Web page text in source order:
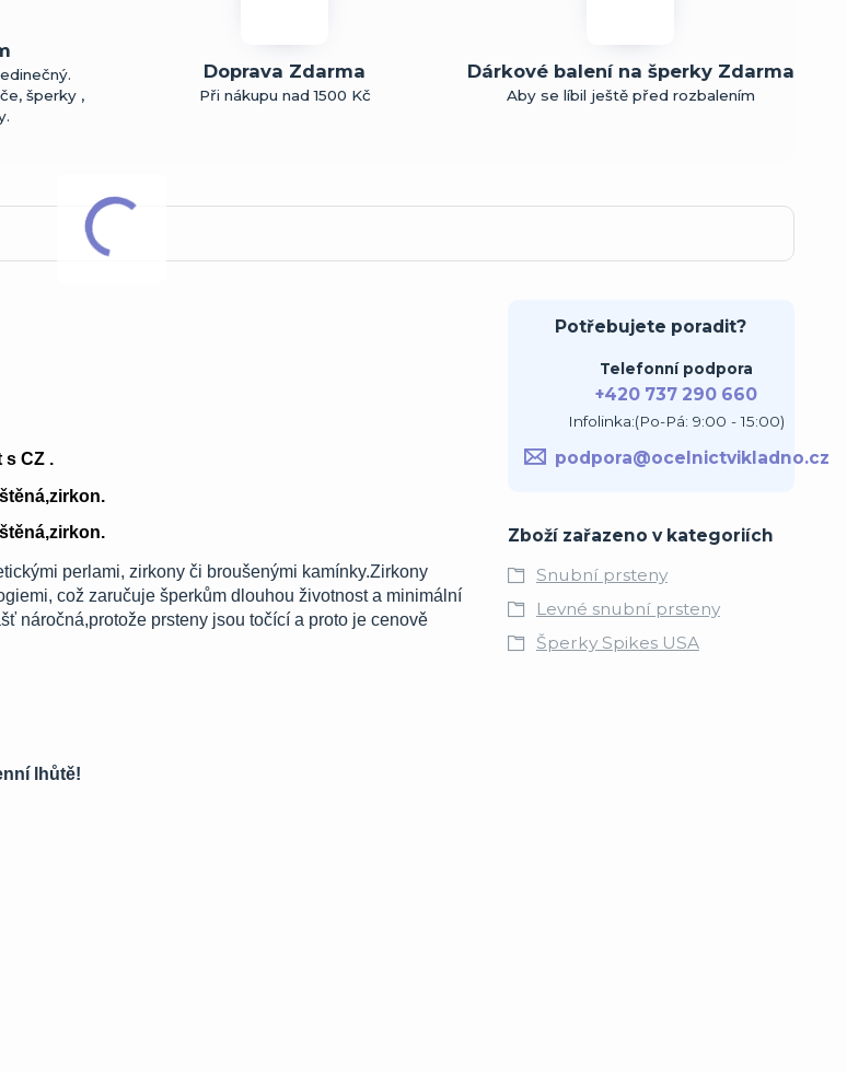
šperky ,
Doprava Zdarma
Při nákupu nad 1500 Kč
Dárkové balení na šperky Zdarma
Aby se líbil ještě před rozbalením
s CZ .
perlami, zirkony či broušenými kamínky.Zirkony
což zaručuje šperkům dlouhou životnost a minimální
náročná,protože prsteny jsou točící a proto je cenově
lhůtě!
Potřebujete poradit?
Telefonní podpora
+420 737 290 660
Infolinka:(Po-Pá: 9:00 - 15:00)
podpora@ocelnictvikladno.cz
Zboží zařazeno v kategoriích
Snubní prsteny
Levné snubní prsteny
Šperky Spikes USA